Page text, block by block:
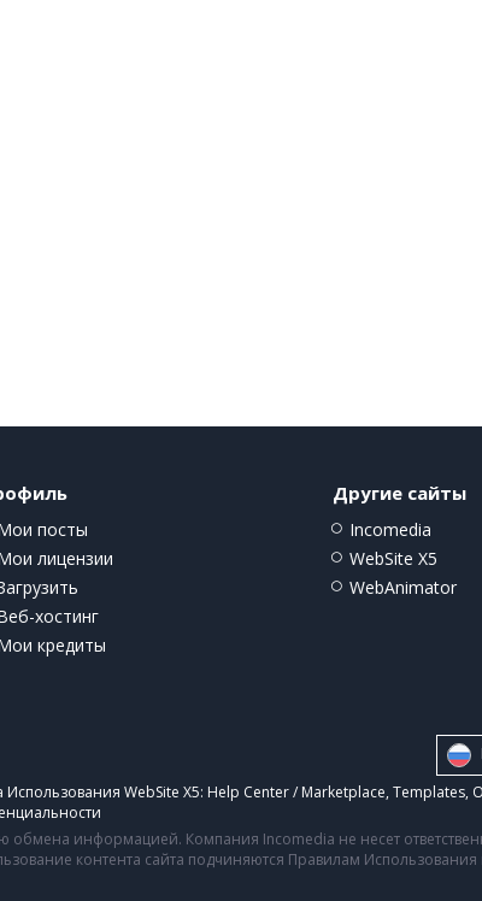
посты
лицензии
хостинг
кредиты
Другие сайты
Incomedia
WebSite X5
WebAnimator
Использования WebSite X5: Help Center / Marketplace, Templates,
информацией. Компания Incomedia не несет
контента сайта подчиняются Правилам